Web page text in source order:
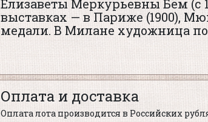
Елизаветы Меркурьевны Бём (с
выставках — в Париже (1900),
медали. В Милане художница
Оплата и доставка
Оплата лота производится в Российских